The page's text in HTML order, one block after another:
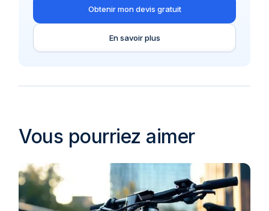
Obtenir mon devis gratuit
En savoir plus
Vous pourriez aimer